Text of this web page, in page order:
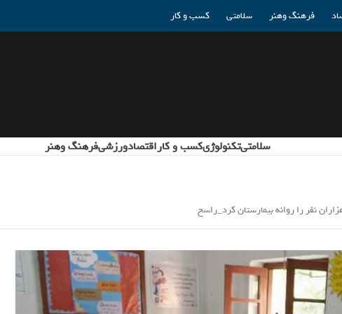
فرهنگ وهنر سلامتی کسب و کار
سلامتیتکنولوژیکسب و کاراقتصادورزشیفرهنگ وهنر
نفر را روانه بیمارستان کرد_راسخ